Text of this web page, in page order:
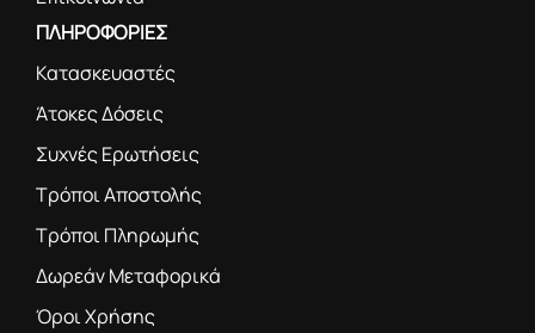
ΠΛΗΡΟΦΟΡΙΕΣ
Κατασκευαστές
Άτοκες Δόσεις
Συχνές Ερωτήσεις
Τρόποι Αποστολής
Τρόποι Πληρωμής
Δωρεάν Μεταφορικά
Όροι Χρήσης